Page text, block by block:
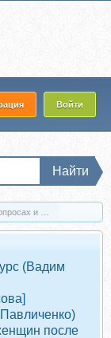
Войти
Найти
и ответах
(Вадим
после